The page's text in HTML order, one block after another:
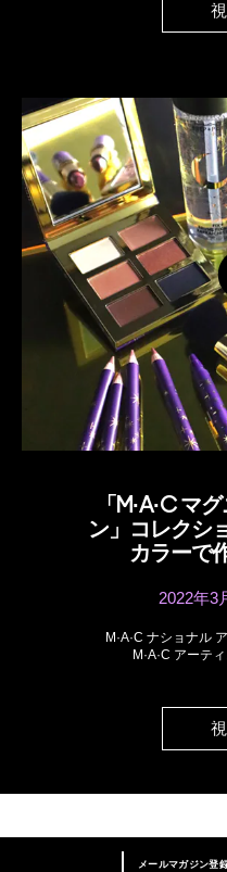
「M·A·C マ
ン」コレクシ
カラーで
2022年3
M·A·C ナショナル
M·A·C アーテ
メールマガジン登